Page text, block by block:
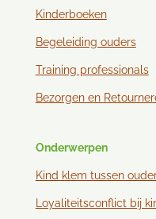
Kinderboeken
Begeleiding ouders
Training professionals
Bezorgen en
Onderwerpen
Kind klem tussen
Loyaliteitsconflict bij